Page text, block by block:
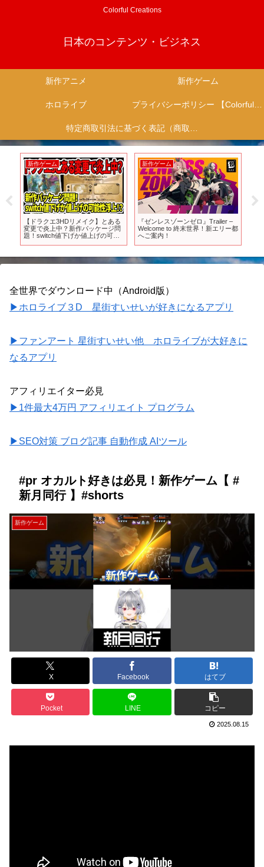
Colorful Creations
日本のコンテンツ・ビジネス
新作アニメ 新作ゲーム
ホロライブ プライバシーポリシー 【Colorful Creation】
特定商取引法に基づく表記（商取引に関する開示）
新作ゲーム
【ドラクエ3HDリメイク】とある
変更で炎上中？新作パッケージ問
題！switch値下げか値上げの可能
新作ゲーム
『ゼンレスゾーンゼロ』Trailer –
Welcome to 終末世界！新エリー都
へご案内！
全世界でダウンロード中（Android版）
▶ホロライブ３D 星街すいせいが好きになるアプリ
▶ファンアート 星街すいせい他 ホロライブが大好きに
なるアプリ
アフィリエイター必見
▶1件最大4万円 アフィリエイト プログラム
▶SEO対策 ブログ記事 自動作成 AIツール
#pr オカルト好きは必見！新作ゲーム【 #
新月同行 】#shorts
新作ゲーム
X Facebook はてブ
Pocket LINE コピー
2025.08.15